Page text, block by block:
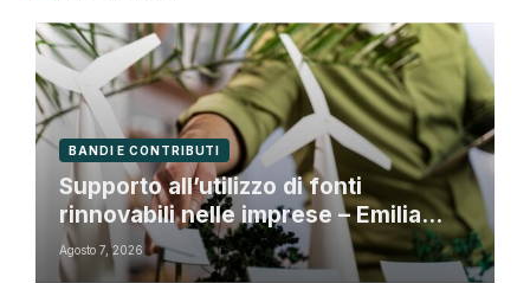
BANDI E CONTRIBUTI
Supporto all’utilizzo di fonti
rinnovabili nelle imprese – Emilia
Romagna
Agosto 7, 2026